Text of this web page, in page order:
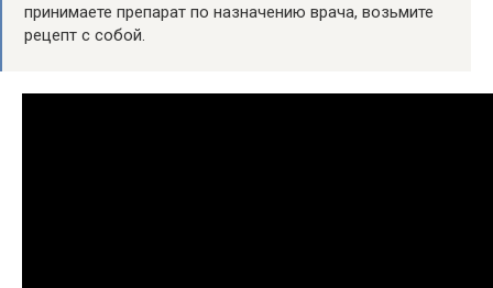
принимаете препарат по назначению врача, возьмите
рецепт с собой.